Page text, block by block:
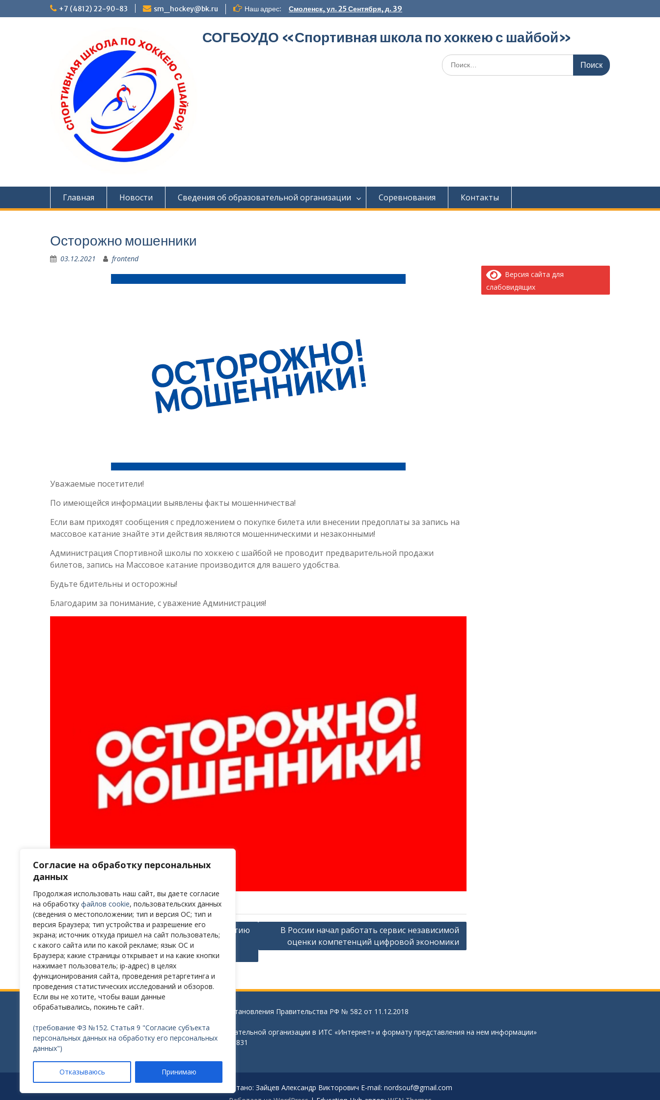
Согласие на обработку персональных
данных
Продолжая использовать наш сайт, вы даете согласие
на обработку файлов cookie, пользовательских данных
(сведения о местоположении; тип и версия ОС; тип и
версия Браузера; тип устройства и разрешение его
экрана; источник откуда пришел на сайт пользователь;
с какого сайта или по какой рекламе; язык ОС и
Браузера; какие страницы открывает и на какие кнопки
нажимает пользователь; ip-адрес) в целях
функционирования сайта, проведения ретаргетинга и
проведения статистических исследований и обзоров.
Если вы не хотите, чтобы ваши данные
обрабатывались, покиньте сайт.
(требование ФЗ №152. Статья 9 "Согласие субъекта
персональных данных на обработку его персональных
данных")
Отказываюсь Принимаю
к
+7 (4812) 22-90-83 sm_hockey@bk.ru Наш адрес: Смоленск, ул. 25 Сентября, д. 39
СОГБОУДО «‎Спортивная школа по хоккею с шайбой»‎
Поиск
по:
Главная Новости Сведения об образовательной организации Соревнования Контакты
Осторожно мошенники
03.12.2021 frontend
Уважаемые посетители!
По имеющейся информации выявлены факты мошенничества!
Если вам приходят сообщения с предложением о покупке билета или внесении предоплаты за запись на
массовое катание знайте эти действия являются мошенническими и незаконными!
Администрация Спортивной школы по хоккею с шайбой не проводит предварительной продажи
билетов, запись на Массовое катание производится для вашего удобства.
Будьте бдительны и осторожны!
Благодарим за понимание, с уважение Администрация!
Навигация
по
записям
Стартовал всероссийский интенсив по развитию
и оценке цифровых компетенций «Готов к
цифре»
В России начал работать сервис независимой
оценки компетенций цифровой экономики
Версия сайта для
слабовидящих
Сайт разработан в соответствии с требованиями Постановления Правительства РФ № 582 от 11.12.2018
Требования к структуре официального сайта образовательной организации в ИТС «Интернет» и формату представления на нем информации»
утверждены Приказом Рособрнадзора от 14.08.2020 №831
Разработано: Зайцев Александр Викторович E-mail: nordsouf@gmail.com